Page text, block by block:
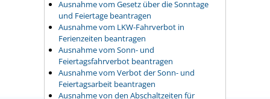
Ausnahme vom Gesetz über die Sonntage
und Feiertage beantragen
Ausnahme vom LKW-Fahrverbot in
Ferienzeiten beantragen
Ausnahme vom Sonn- und
Feiertagsfahrverbot beantragen
Ausnahme vom Verbot der Sonn- und
Feiertagsarbeit beantragen
Ausnahme von den Abschaltzeiten für